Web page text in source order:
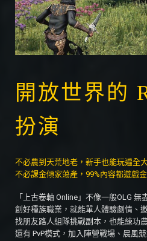
開放世界的
扮演
不必農到天荒地老，新手也能玩遍全
不必課金傾家蕩產，99%內容都遊戲
「上古卷軸 Online」不像一般OLG 無
創好種族職業，就能單人體驗劇情、
找朋友路人組隊挑戰副本，也能練功
還有 PvP模式，加入陣營戰場、晨風